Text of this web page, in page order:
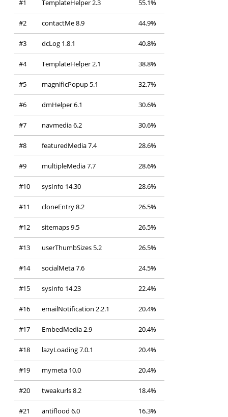
#1 TemplateHelper 2.3 55.1%
#2 contactMe 8.9 44.9%
#3 dcLog 1.8.1 40.8%
#4 TemplateHelper 2.1 38.8%
#5 magnificPopup 5.1 32.7%
#6 dmHelper 6.1 30.6%
#7 navmedia 6.2 30.6%
#8 featuredMedia 7.4 28.6%
#9 multipleMedia 7.7 28.6%
#10 sysInfo 14.30 28.6%
#11 cloneEntry 8.2 26.5%
#12 sitemaps 9.5 26.5%
#13 userThumbSizes 5.2 26.5%
#14 socialMeta 7.6 24.5%
#15 sysInfo 14.23 22.4%
#16 emailNotification 2.2.1 20.4%
#17 EmbedMedia 2.9 20.4%
#18 lazyLoading 7.0.1 20.4%
#19 mymeta 10.0 20.4%
#20 tweakurls 8.2 18.4%
#21 antiflood 6.0 16.3%